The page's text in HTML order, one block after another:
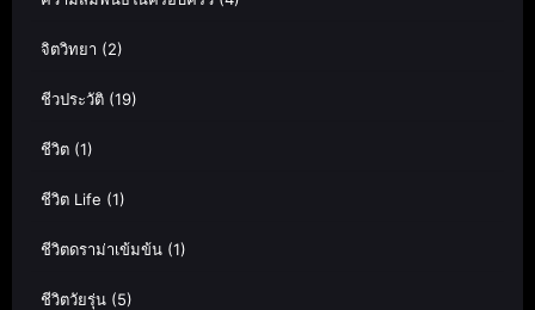
จิตวิทยา (2)
ชีวประวัติ (19)
ชีวิต (1)
ชีวิต Life (1)
ชีวิตดราม่าเข้มข้น (1)
ชีวิตวัยรุ่น (5)